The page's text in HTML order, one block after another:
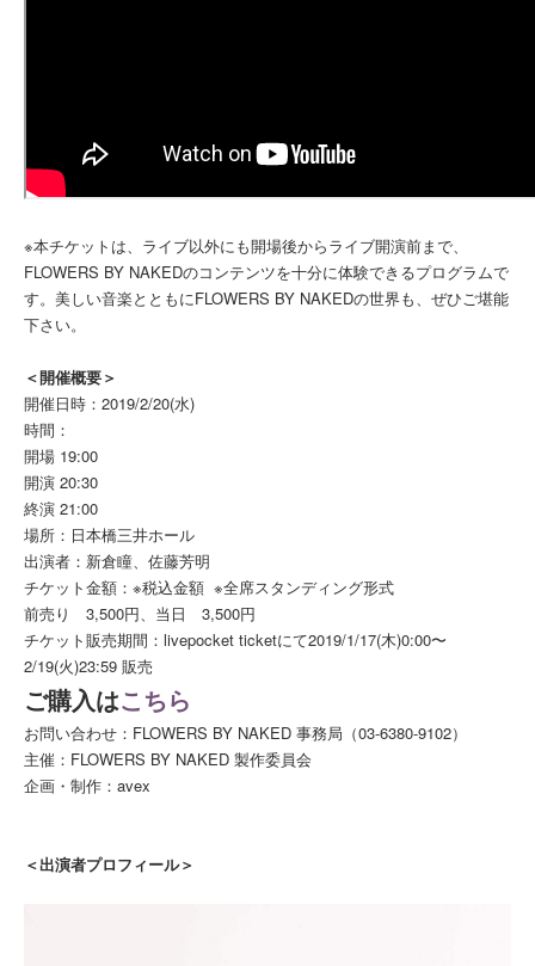
※本チケットは、ライブ以外にも開場後からライブ開演前まで、
FLOWERS BY NAKEDのコンテンツを十分に体験できるプログラムで
す。美しい音楽とともにFLOWERS BY NAKEDの世界も、ぜひご堪能
下さい。
＜開催概要＞
開催日時：2019/2/20(水)
時間：
開場 19:00
開演 20:30
終演 21:00
場所：日本橋三井ホール
出演者：新倉瞳、佐藤芳明
チケット金額：※税込金額 ※全席スタンディング形式
前売り 3,500円、当日 3,500円
チケット販売期間：livepocket ticketにて2019/1/17(木)0:00〜
2/19(火)23:59 販売
ご購入はこちら
お問い合わせ：FLOWERS BY NAKED 事務局（03-6380-9102）
主催：FLOWERS BY NAKED 製作委員会
企画・制作：avex
＜出演者プロフィール＞